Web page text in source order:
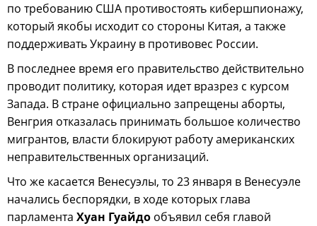
по требованию США противостоять кибершпионажу,
который якобы исходит со стороны Китая, а также
поддерживать Украину в противовес России.
В последнее время его правительство действительно
проводит политику, которая идет вразрез с курсом
Запада. В стране официально запрещены аборты,
Венгрия отказалась принимать большое количество
мигрантов, власти блокируют работу американских
неправительственных организаций.
Что же касается Венесуэлы, то 23 января в Венесуэле
начались беспорядки, в ходе которых глава
парламента Хуан Гуайдо объявил себя главой